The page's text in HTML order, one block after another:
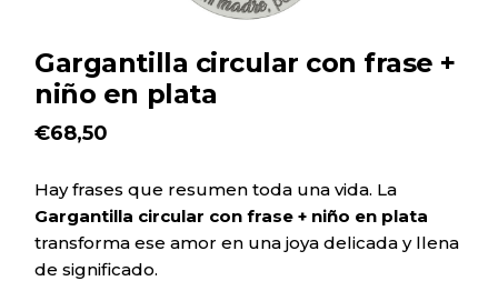
Gargantilla circular con frase +
niño en plata
€68,50
Hay frases que resumen toda una vida. La
Gargantilla circular con frase + niño en plata
transforma ese amor en una joya delicada y llena
de significado.